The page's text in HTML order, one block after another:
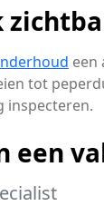
een
tot
inspecteren.
een